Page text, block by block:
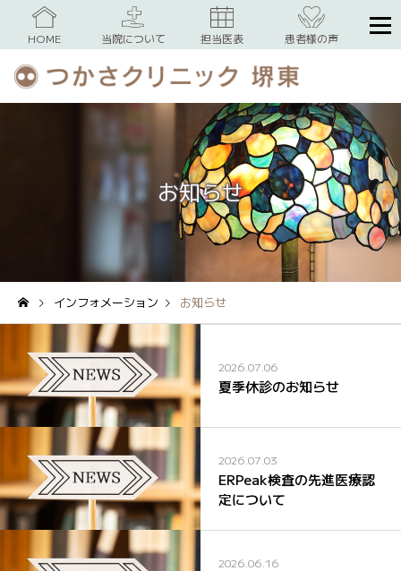
HOME 当院について 担当医表 患者様の声
お知らせ
インフォメーション お知らせ
2026.07.06
夏季休診のお知らせ
2026.07.03
ERPeak検査の先進医療認
定について
2026.06.16